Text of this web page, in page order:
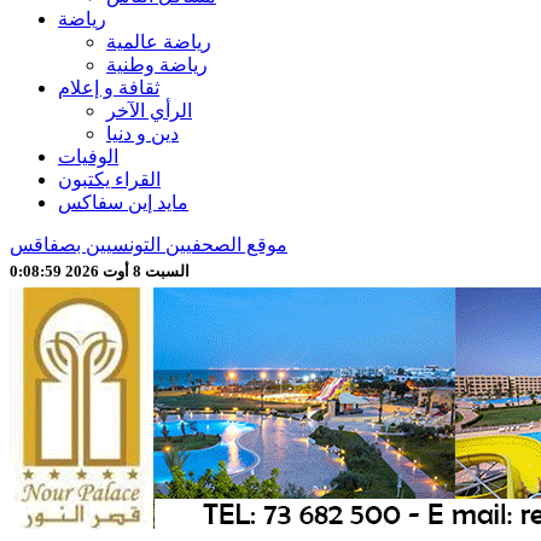
رياضة
رياضة عالمية
رياضة وطنية
ثقافة و إعلام
الرأي الآخر
دين و دنيا
الوفيات
القراء يكتبون
مايد إين سفاكس
موقع الصحفيين التونسيين بصفاقس
السبت 8 أوت 2026 0:09:01